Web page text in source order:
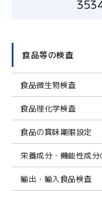
食品等の検査
食品微生物検査
食品理化学検査
食品の賞味期限設定
栄養成分・機能性成分
輸出・輸入食品検査